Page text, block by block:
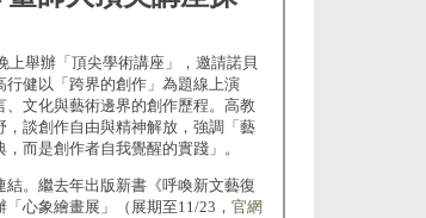
上舉辦「頂尖學術講座」，邀請諾貝
健以「跨界的創作」為題線上演
文化與藝術邊界的創作歷程。高教
談創作自由與精神解放，強調「藝
而是創作者自我覺醒的實踐」。
。繼去年出版新書《呼喚新文藝復
心象繪畫展」（展期至11/23， 官網